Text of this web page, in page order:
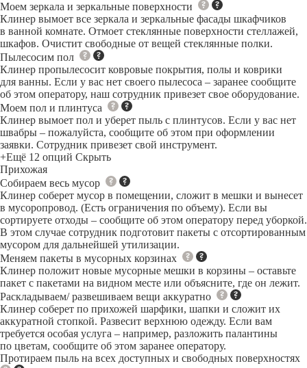
Моем зеркала и зеркальные поверхности
Клинер вымоет все зеркала и зеркальные фасады шкафчиков
в ванной комнате. Отмоет стеклянные поверхности стеллажей,
шкафов. Очистит свободные от вещей стеклянные полки.
Пылесосим пол
Клинер пропылесосит ковровые покрытия, полы и коврики
для ванны. Если у вас нет своего пылесоса – заранее сообщите
об этом оператору, наш сотрудник привезет свое оборудование.
Моем пол и плинтуса
Клинер вымоет пол и уберет пыль с плинтусов. Если у вас нет
швабры – пожалуйста, сообщите об этом при оформлении
заявки. Сотрудник привезет свой инструмент.
+Ещё 12 опций Скрыть
Прихожая
Собираем весь мусор
Клинер соберет мусор в помещении, сложит в мешки и вынесет
в мусоропровод. (Есть ограничения по объему). Если вы
сортируете отходы – сообщите об этом оператору перед уборкой.
В этом случае сотрудник подготовит пакеты с отсортированным
мусором для дальнейшей утилизации.
Меняем пакеты в мусорных корзинах
Клинер положит новые мусорные мешки в корзины – оставьте
пакет с пакетами на видном месте или объясните, где он лежит.
Раскладываем/ развешиваем вещи аккуратно
Клинер соберет по прихожей шарфики, шапки и сложит их
аккуратной стопкой. Развесит верхнюю одежду. Если вам
требуется особая услуга – например, разложить палантины
по цветам, сообщите об этом заранее оператору.
Протираем пыль на всех доступных и свободных поверхностях